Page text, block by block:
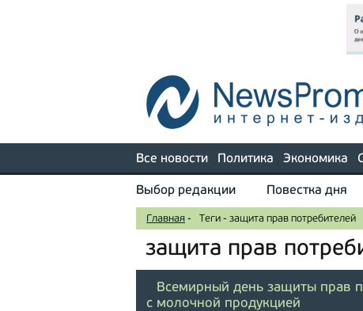
Все новости Политика Экономика
Выбор редакции Повестка дня
Главная - Теги - защита прав потребителей
защита прав
Всемирный день защиты прав
с молочной продукцией